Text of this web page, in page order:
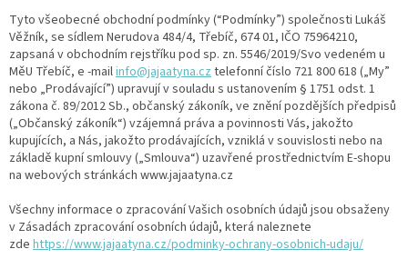
Tyto všeobecné obchodní podmínky (“Podmínky”) společnosti Lukáš
Věžník, se sídlem Nerudova 484/4, Třebíč, 674 01, IČO 75964210,
zapsaná v obchodním rejstříku pod sp. zn. 5546/2019/Svo vedeném u
MěU Třebíč, e -mailinfo@jajaatyna.cztelefonní číslo 721 800 618 („My”
nebo „Prodávající”) upravují v souladu s ustanovením § 1751 odst. 1
zákona č. 89/2012 Sb., občanský zákoník, ve znění pozdějších předpisů
(„Občanský zákoník“) vzájemná práva a povinnosti Vás, jakožto
kupujících, a Nás, jakožto prodávajících, vzniklá v souvislosti nebo na
základě kupní smlouvy („Smlouva“) uzavřené prostřednictvím E-shopu
na webových stránkách www.jajaatyna.cz
Všechny informace o zpracování Vašich osobních údajů jsou obsaženy
v Zásadách zpracování osobních údajů, která naleznete
zde https://www.jajaatyna.cz/podminky-ochrany-osobnich-udaju/